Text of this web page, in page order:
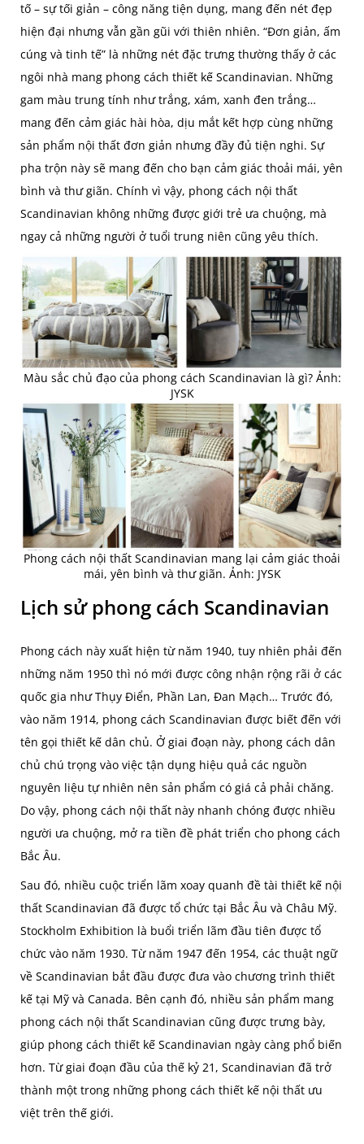
tố – sự tối giản – công năng tiện dụng, mang đến nét đẹp
hiện đại nhưng vẫn gần gũi với thiên nhiên. “Đơn giản, ấm
cúng và tinh tế” là những nét đặc trưng thường thấy ở các
ngôi nhà mang phong cách thiết kế Scandinavian. Những
gam màu trung tính như trắng, xám, xanh đen trắng…
mang đến cảm giác hài hòa, dịu mắt kết hợp cùng những
sản phẩm nội thất đơn giản nhưng đầy đủ tiện nghi. Sự
pha trộn này sẽ mang đến cho bạn cảm giác thoải mái, yên
bình và thư giãn. Chính vì vậy, phong cách nội thất
Scandinavian không những được giới trẻ ưa chuộng, mà
ngay cả những người ở tuổi trung niên cũng yêu thích.
Màu sắc chủ đạo của phong cách Scandinavian là gì? Ảnh:
JYSK
Phong cách nội thất Scandinavian mang lại cảm giác thoải
mái, yên bình và thư giãn. Ảnh: JYSK
Lịch sử phong cách Scandinavian
Phong cách này xuất hiện từ năm 1940, tuy nhiên phải đến
những năm 1950 thì nó mới được công nhận rộng rãi ở các
quốc gia như Thụy Điển, Phần Lan, Đan Mạch… Trước đó,
vào năm 1914, phong cách Scandinavian được biết đến với
tên gọi thiết kế dân chủ. Ở giai đoạn này, phong cách dân
chủ chú trọng vào việc tận dụng hiệu quả các nguồn
nguyên liệu tự nhiên nên sản phẩm có giá cả phải chăng.
Do vậy, phong cách nội thất này nhanh chóng được nhiều
người ưa chuộng, mở ra tiền đề phát triển cho phong cách
Bắc Âu.
Sau đó, nhiều cuộc triển lãm xoay quanh đề tài thiết kế nội
thất Scandinavian đã được tổ chức tại Bắc Âu và Châu Mỹ.
Stockholm Exhibition là buổi triển lãm đầu tiên được tổ
chức vào năm 1930. Từ năm 1947 đến 1954, các thuật ngữ
về Scandinavian bắt đầu được đưa vào chương trình thiết
kế tại Mỹ và Canada. Bên cạnh đó, nhiều sản phẩm mang
phong cách nội thất Scandinavian cũng được trưng bày,
giúp phong cách thiết kế Scandinavian ngày càng phổ biến
hơn. Từ giai đoạn đầu của thế kỷ 21, Scandinavian đã trở
thành một trong những phong cách thiết kế nội thất ưu
việt trên thế giới.